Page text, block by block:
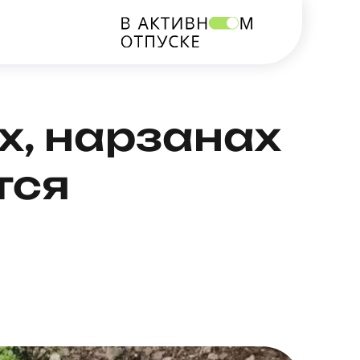
нарзанах